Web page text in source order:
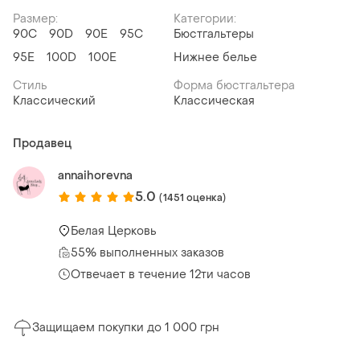
Размер:
90C
90D 90E
95C
95E
100D 100E
Категории:
Бюстгальтеры
Нижнее белье
Стиль
Классический
Форма бюстгальтера
Классическая
Продавец
annaihorevna
5.0 (1451 оценка)
Белая Церковь
55% выполненных заказов
Отвечает в течение 12ти часов
Защищаем покупки до 1 000 грн